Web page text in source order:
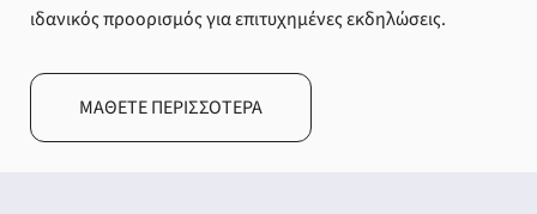
ιδανικός προορισμός για επιτυχημένες εκδηλώσεις.
ΜΆΘΕΤΕ ΠΕΡΙΣΣΌΤΕΡΑ